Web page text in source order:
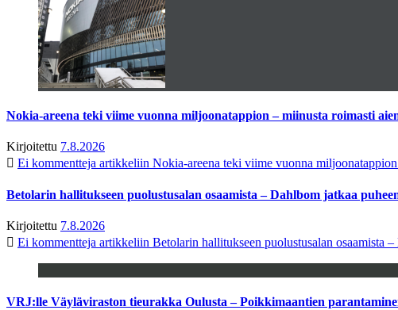
Nokia-areena teki viime vuonna miljoonatappion – miinusta roimasti
Kirjoitettu 7.8.2026
Ei kommentteja artikkeliin Nokia-areena teki viime vuonna
Betolarin hallitukseen puolustusalan osaamista – Dahlbom jatkaa
Kirjoitettu 7.8.2026
Ei kommentteja artikkeliin Betolarin hallitukseen puolustusalan osaamista
VRJ:lle Väyläviraston tieurakka Oulusta – Poikkimaantien